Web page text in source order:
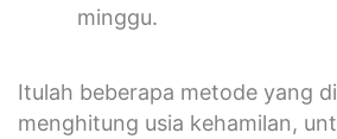
minggu.
Itulah beberapa metode yang
menghitung usia kehamilan,